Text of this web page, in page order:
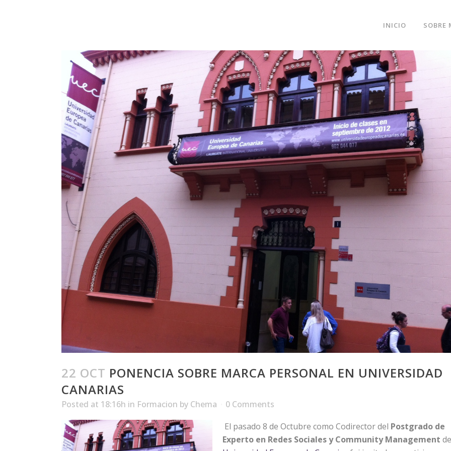
INICIO SOBRE
22 OCT PONENCIA SOBRE MARCA PERSONAL EN UNIVERSIDAD
CANARIAS
Posted at 18:16h in Formacion by Chema
0 Comments
El pasado 8 de Octubre como Codirector del Postgrado de
Experto en Redes Sociales y Community Management